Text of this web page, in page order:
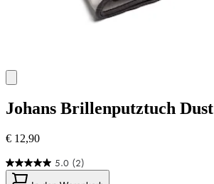
Johans Brillenputztuch Dust
€ 12,90
5.0 (2)
5.0
von